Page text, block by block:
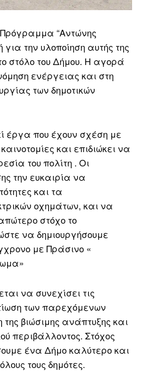
“Αντώνης
για την υλοποίηση αυτής της
στόλο του Δήμου. Η αγορά
ενέργειας και στη
των δημοτικών
έργα που έχουν σχέση με
και επιδιώκει να
του πολίτη . Οι
την ευκαιρία να
και τα
οχημάτων, και να
στόχο το
να δημιουργήσουμε
με Πράσινο «
να συνεχίσει τις
των παρεχόμενων
βιώσιμης ανάπτυξης και
περιβάλλοντος. Στόχος
ένα Δήμο καλύτερο και
τους δημότες.